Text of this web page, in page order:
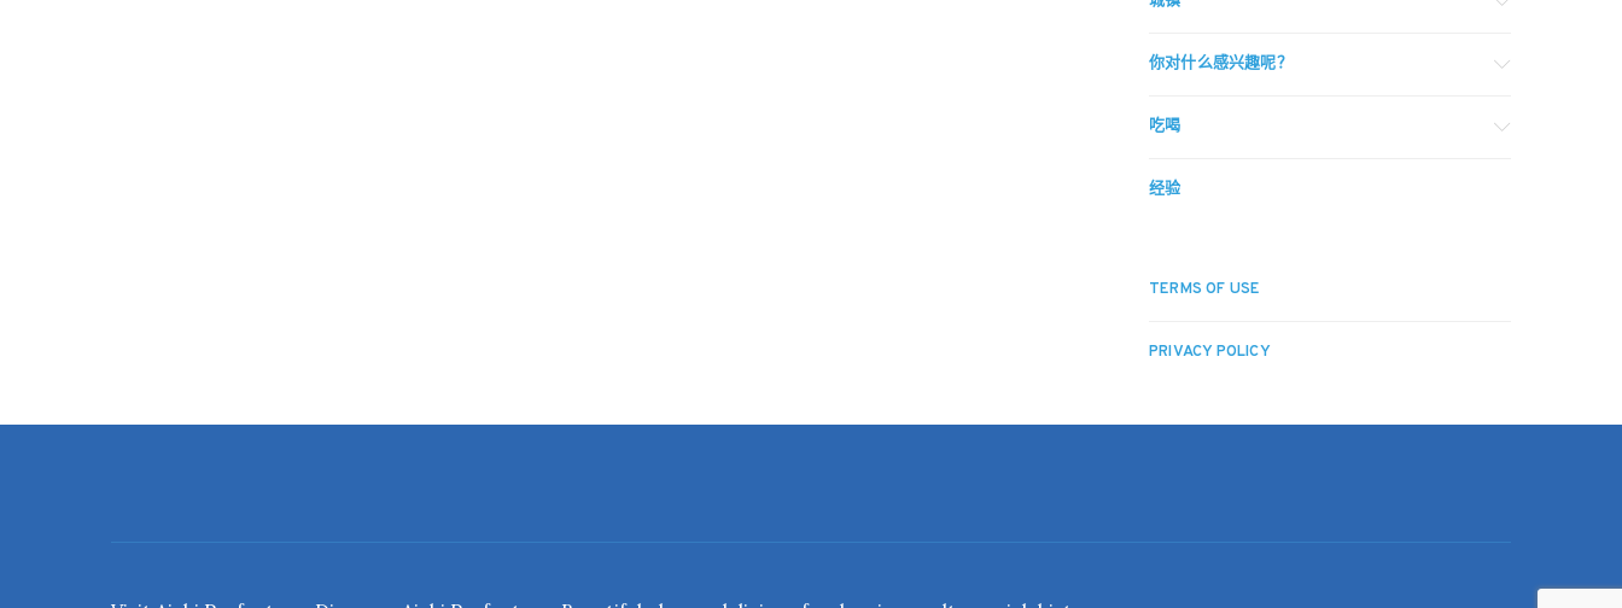
你对什么感兴趣呢？
吃喝
经验
TERMS OF USE
PRIVACY POLICY